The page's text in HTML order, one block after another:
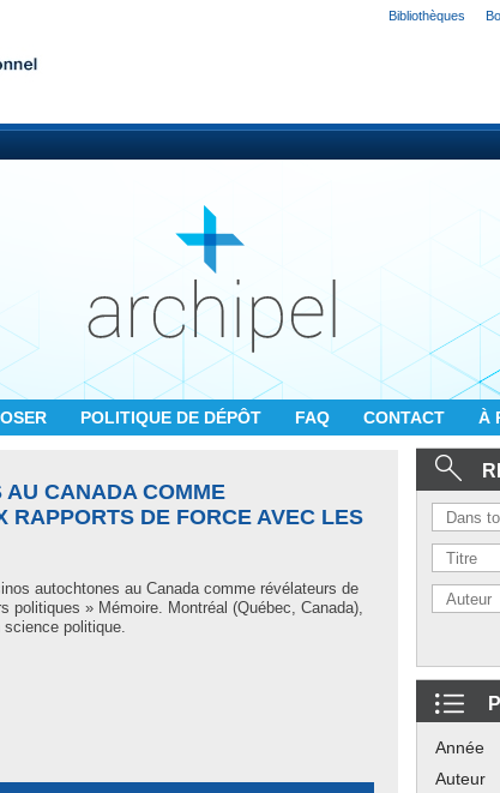
Bibliothèques
POLITIQUE DE DÉPÔT FAQ CONTACT À
AU CANADA COMME
RAPPORTS DE FORCE AVEC LES
autochtones au Canada comme révélateurs de
politiques » Mémoire. Montréal (Québec, Canada),
politique.
Année
Auteur